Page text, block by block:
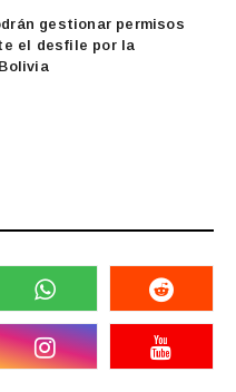
gestionar permisos
el desfile por la